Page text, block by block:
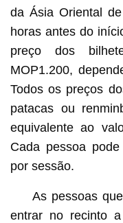
da Ásia Oriental
horas antes do
preço dos
MOP1.200,
Todos os preços
patacas ou
equivalente ao
Cada pessoa
por sessão.
As pessoas
entrar no recinto